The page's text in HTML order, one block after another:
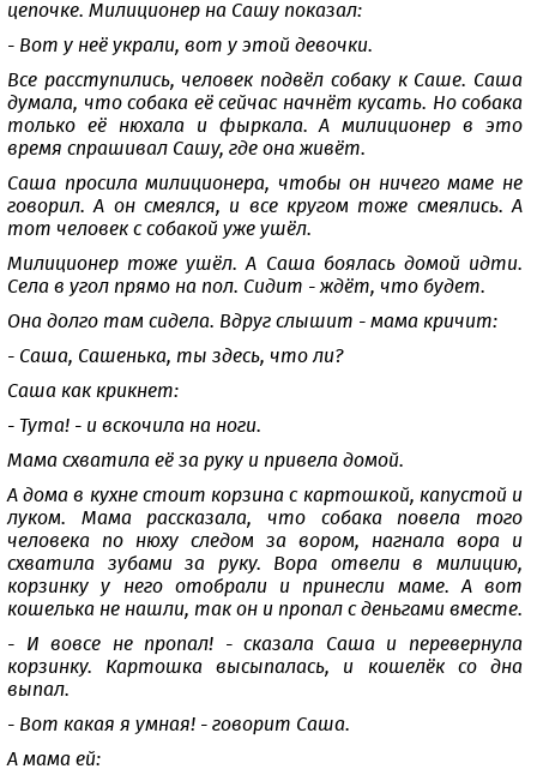
цепочке. Милиционер на Сашу показал:
- Вот у неё украли, вот у этой девочки.
Все расступились, человек подвёл собаку к Саше. Саша
думала, что собака её сейчас начнёт кусать. Но собака
только её нюхала и фыркала. А милиционер в это
время спрашивал Сашу, где она живёт.
Саша просила милиционера, чтобы он ничего маме не
говорил. А он смеялся, и все кругом тоже смеялись. А
тот человек с собакой уже ушёл.
Милиционер тоже ушёл. А Саша боялась домой идти.
Села в угол прямо на пол. Сидит - ждёт, что будет.
Она долго там сидела. Вдруг слышит - мама кричит:
- Саша, Сашенька, ты здесь, что ли?
Саша как крикнет:
- Тута! - и вскочила на ноги.
Мама схватила её за руку и привела домой.
А дома в кухне стоит корзина с картошкой, капустой и
луком. Мама рассказала, что собака повела того
человека по нюху следом за вором, нагнала вора и
схватила зубами за руку. Вора отвели в милицию,
корзинку у него отобрали и принесли маме. А вот
кошелька не нашли, так он и пропал с деньгами вместе.
- И вовсе не пропал! - сказала Саша и перевернула
корзинку. Картошка высыпалась, и кошелёк со дна
выпал.
- Вот какая я умная! - говорит Саша.
А мама ей: